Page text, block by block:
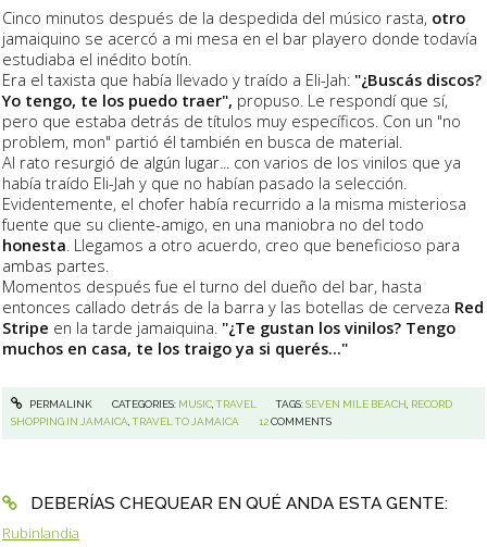
Cinco minutos después de la despedida del músico rasta, otro
jamaiquino se acercó a mi mesa en el bar playero donde todavía
estudiaba el inédito botín.
Era el taxista que había llevado y traído a Eli-Jah: "¿Buscás discos?
Yo tengo, te los puedo traer", propuso. Le respondí que sí,
pero que estaba detrás de títulos muy específicos. Con un "no
problem, mon" partió él también en busca de material.
Al rato resurgió de algún lugar... con varios de los vinilos que ya
había traído Eli-Jah y que no habían pasado la selección.
Evidentemente, el chofer había recurrido a la misma misteriosa
fuente que su cliente-amigo, en una maniobra no del todo
honesta . Llegamos a otro acuerdo, creo que beneficioso para
ambas partes.
Momentos después fue el turno del dueño del bar, hasta
entonces callado detrás de la barra y las botellas de cerveza Red
Stripe en la tarde jamaiquina. "¿Te gustan los vinilos? Tengo
muchos en casa, te los traigo ya si querés..."
PERMALINK CATEGORIES: MUSIC,TRAVEL TAGS:SEVEN MILE BEACH RECORD
SHOPPING IN JAMAICA ,TRAVEL TO JAMAICA 12 COMMENTS
DEBERÍAS CHEQUEAR EN QUÉ ANDA ESTA GENTE:
Rubinlandia